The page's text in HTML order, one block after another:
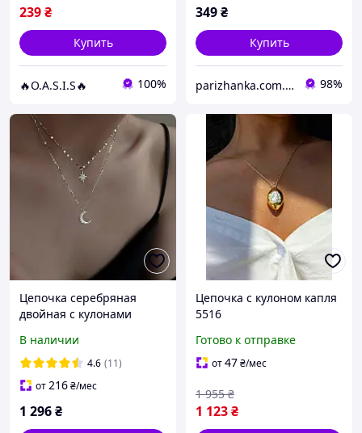
239₴
Купить
🔥O.A.S.I.S🔥 100%
349₴
Купить
parizhanka.com.ua 98%
Цепочка серебряная
двойная с кулонами
камнями, двойная
подвеска, длина 38+8 см
В наличии
4.6 (11)
от216₴/мес
1 296₴
Цепочка с кулоном капля
5516
Готово к отправке
от47₴/мес
1 123₴
1 955 ₴